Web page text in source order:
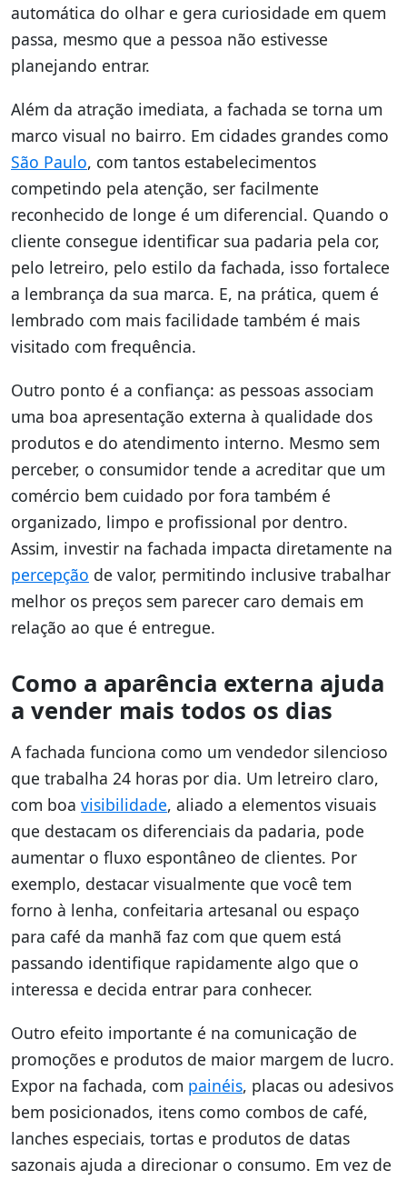
automática do olhar e gera curiosidade em quem
passa, mesmo que a pessoa não estivesse
planejando entrar.
Além da atração imediata, a fachada se torna um
marco visual no bairro. Em cidades grandes como
São Paulo, com tantos estabelecimentos
competindo pela atenção, ser facilmente
reconhecido de longe é um diferencial. Quando o
cliente consegue identificar sua padaria pela cor,
pelo letreiro, pelo estilo da fachada, isso fortalece
a lembrança da sua marca. E, na prática, quem é
lembrado com mais facilidade também é mais
visitado com frequência.
Outro ponto é a confiança: as pessoas associam
uma boa apresentação externa à qualidade dos
produtos e do atendimento interno. Mesmo sem
perceber, o consumidor tende a acreditar que um
comércio bem cuidado por fora também é
organizado, limpo e profissional por dentro.
Assim, investir na fachada impacta diretamente na
percepção de valor, permitindo inclusive trabalhar
melhor os preços sem parecer caro demais em
relação ao que é entregue.
Como a aparência externa ajuda
a vender mais todos os dias
A fachada funciona como um vendedor silencioso
que trabalha 24 horas por dia. Um letreiro claro,
com boa visibilidade, aliado a elementos visuais
que destacam os diferenciais da padaria, pode
aumentar o fluxo espontâneo de clientes. Por
exemplo, destacar visualmente que você tem
forno à lenha, confeitaria artesanal ou espaço
para café da manhã faz com que quem está
passando identifique rapidamente algo que o
interessa e decida entrar para conhecer.
Outro efeito importante é na comunicação de
promoções e produtos de maior margem de lucro.
Expor na fachada, com painéis, placas ou adesivos
bem posicionados, itens como combos de café,
lanches especiais, tortas e produtos de datas
sazonais ajuda a direcionar o consumo. Em vez de